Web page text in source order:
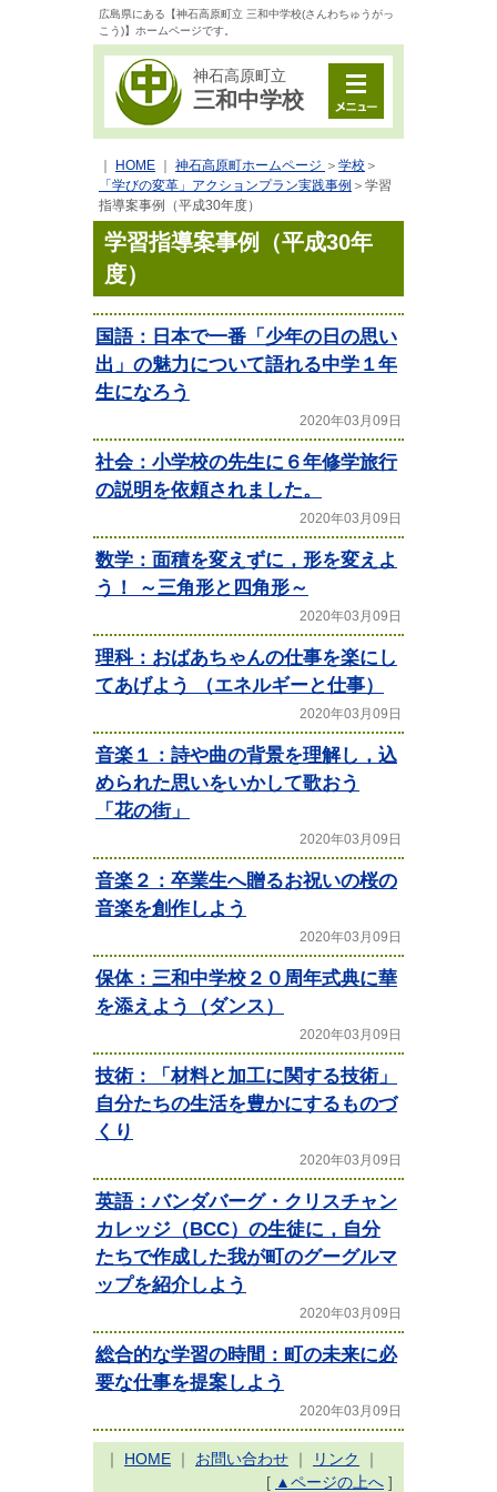
広島県にある【神石高原町立 三和中学校(さんわちゅうがっ
こう)】ホームページです。
神石高原町立
三和中学校
HOME 神石高原町ホームページ ＞ 学校 ＞
「学びの変革」アクションプラン実践事例 ＞ 学習
指導案事例（平成30年度）
学習指導案事例（平成30年
度）
国語：日本で一番「少年の日の思い
出」の魅力について語れる中学１年
生になろう
2020年03月09日
社会：小学校の先生に６年修学旅行
の説明を依頼されました。
2020年03月09日
数学：面積を変えずに，形を変えよ
う！ ～三角形と四角形～
2020年03月09日
理科：おばあちゃんの仕事を楽にし
てあげよう （エネルギーと仕事）
2020年03月09日
音楽１：詩や曲の背景を理解し，込
められた思いをいかして歌おう
「花の街」
2020年03月09日
音楽２：卒業生へ贈るお祝いの桜の
音楽を創作しよう
2020年03月09日
保体：三和中学校２０周年式典に華
を添えよう（ダンス）
2020年03月09日
技術：「材料と加工に関する技術」
自分たちの生活を豊かにするものづ
くり
2020年03月09日
英語：バンダバーグ・クリスチャン
カレッジ（BCC）の生徒に，自分
たちで作成した我が町のグーグルマ
ップを紹介しよう
2020年03月09日
総合的な学習の時間：町の未来に必
要な仕事を提案しよう
2020年03月09日
｜ HOME ｜ お問い合わせ ｜ リンク
｜
[ ▲ページの上へ ]